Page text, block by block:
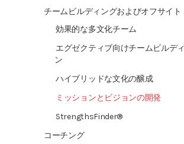
チームビルディングおよびオフサイト
効果的な多文化チーム
エグゼクティブ向けチームビルデ
ン
ハイブリッドな文化の醸成
ミッションとビジョンの開発
StrengthsFinder®
コーチング